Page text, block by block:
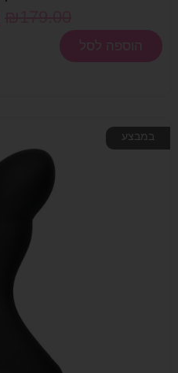
הוספה לסל
במבצע